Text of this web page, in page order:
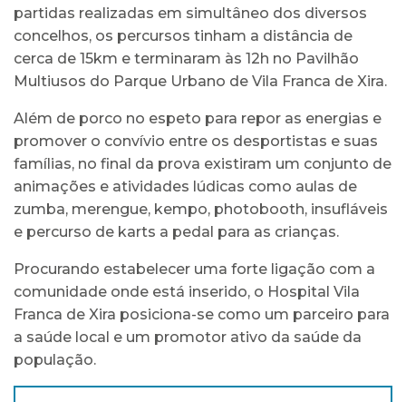
partidas realizadas em simultâneo dos diversos
concelhos, os percursos tinham a distância de
cerca de 15km e terminaram às 12h no Pavilhão
Multiusos do Parque Urbano de Vila Franca de Xira.
Além de porco no espeto para repor as energias e
promover o convívio entre os desportistas e suas
famílias, no final da prova existiram um conjunto de
animações e atividades lúdicas como aulas de
zumba, merengue, kempo, photobooth, insufláveis
e percurso de karts a pedal para as crianças.
Procurando estabelecer uma forte ligação com a
comunidade onde está inserido, o Hospital Vila
Franca de Xira posiciona-se como um parceiro para
a saúde local e um promotor ativo da saúde da
população.